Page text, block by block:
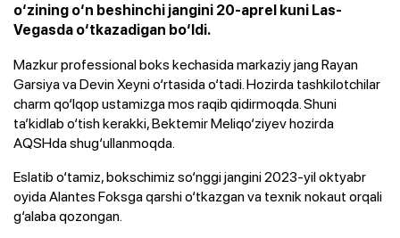
o‘zining o‘n beshinchi jangini 20-aprel kuni Las-
Vegasda o‘tkazadigan bo‘ldi.
Mazkur professional boks kechasida markaziy jang Rayan
Garsiya va Devin Xeyni o‘rtasida o‘tadi. Hozirda tashkilotchilar
charm qo‘lqop ustamizga mos raqib qidirmoqda. Shuni
ta’kidlab o‘tish kerakki, Bektemir Meliqo‘ziyev hozirda
AQSHda shug‘ullanmoqda.
Eslatib o‘tamiz, bokschimiz so‘nggi jangini 2023-yil oktyabr
oyida Alantes Foksga qarshi o‘tkazgan va texnik nokaut orqali
g‘alaba qozongan.